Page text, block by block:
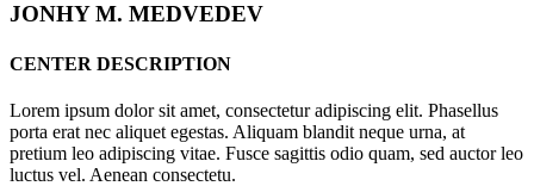
JONHYM. MEDVEDEV
CENTER DESCRIPTION
Lorem ipsum dolor sit amet, consectetur adipiscing elit. Phasellus
porta erat nec aliquet egestas. Aliquam blandit neque urna, at
pretium leo adipiscing vitae. Fusce sagittis odio quam, sed auctor leo
luctus vel. Aenean consectetu.